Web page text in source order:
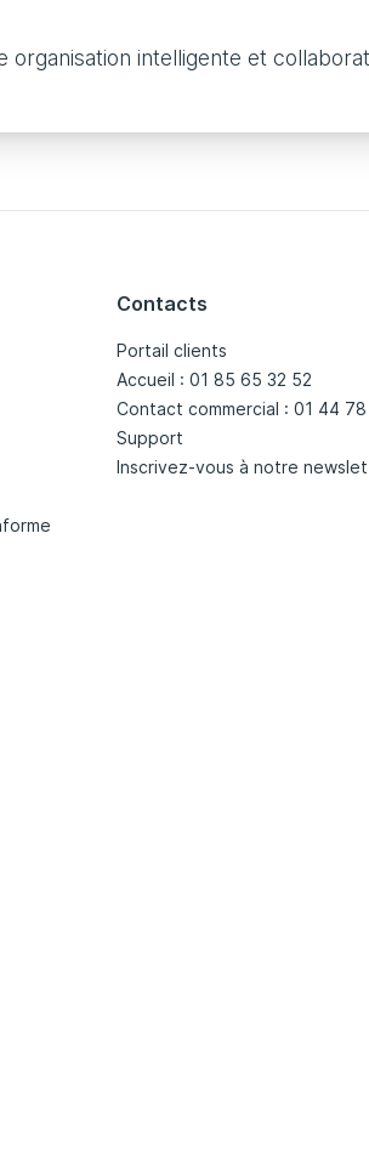
intelligente et
Contacts
Portail clients
Accueil : 01 85 65 32 52
Contact commercial : 01 44
Support
Inscrivez-vous à notre